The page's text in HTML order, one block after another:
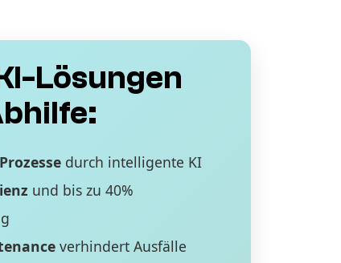
Lösungen
durch intelligente KI
und bis zu 40%
verhindert Ausfälle